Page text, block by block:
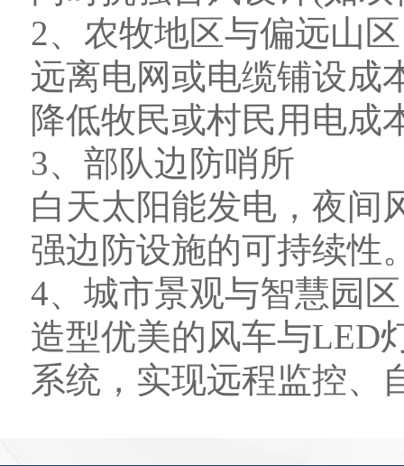
2、农牧地区与偏远山区
远离电网或电缆铺设成
降低牧民或村民用电成
3、部队边防哨所
白天太阳能发电，夜间
强边防设施的可持续性
4、城市景观与智慧园区
造型优美的风车与LED
系统，实现远程监控、